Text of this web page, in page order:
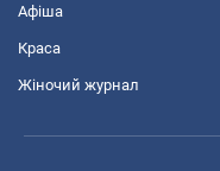
Афіша
Краса
Жіночий журнал